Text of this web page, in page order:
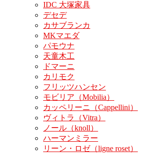
IDC 大塚家具
デセデ
カサブランカ
MKマエダ
パモウナ
天童木工
ドマーニ
カリモク
フリッツハンセン
モビリア（Mobilia）
カッペリーニ（Cappellini）
ヴィトラ（Vitra）
ノール（knoll）
ハーマンミラー
リーン・ロゼ（ligne roset）